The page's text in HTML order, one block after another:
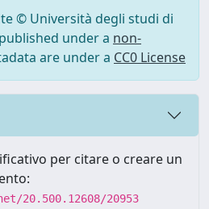
© Università degli studi di
under a non-
are under a CC0 License
per citare o creare un
20.500.12608/20953